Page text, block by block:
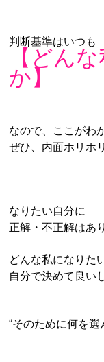
判断基準はいつも
【どん
か】
なので、ここがわ
ぜひ、内面ホリホ
なりたい自分に
正解・不正解はあ
どんな私になりた
自分で決めて良い
“そのために何を選